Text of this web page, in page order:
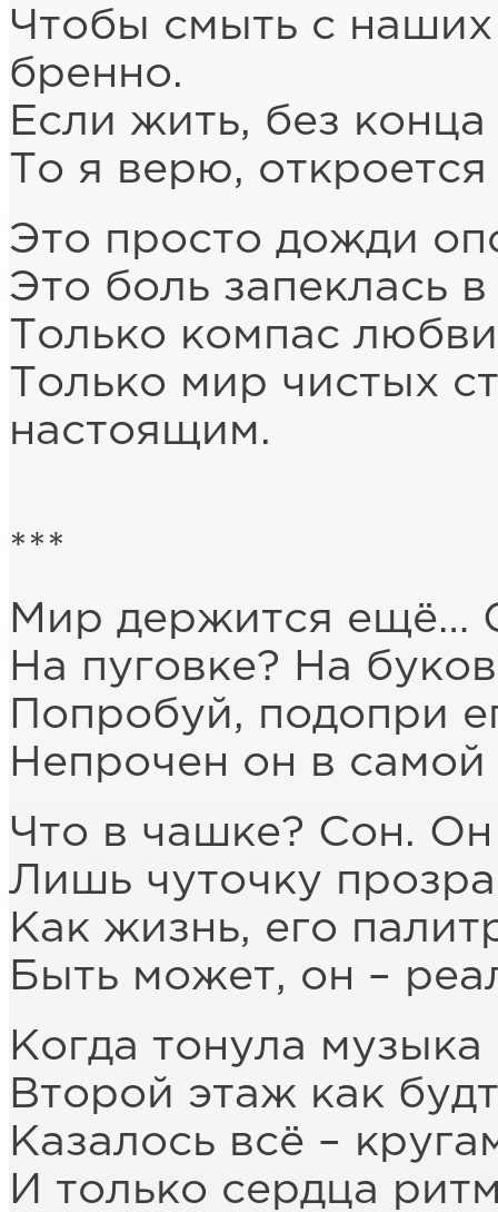
Чтобы смыть с
бренно.
Если жить, без конца
То я верю,
Это просто дожди
Это боль запеклась
Только компас
Только мир чистых
настоящим.
***
Мир держится ещё…
На пуговке? На
Попробуй, подопри
Непрочен он в самой
Что в чашке? Сон.
Лишь чуточку
Как жизнь, его
Быть может, он –
Когда тонула
Второй этаж как
Казалось всё –
И только сердца